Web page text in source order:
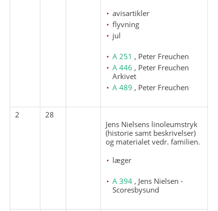
avisartikler
flyvning
jul
A 251 , Peter Freuchen
A 446 , Peter Freuchen
Arkivet
A 489 , Peter Freuchen
2
28
Jens Nielsens linoleumstryk
(historie samt beskrivelser)
og materialet vedr. familien.
læger
A 394 , Jens Nielsen -
Scoresbysund